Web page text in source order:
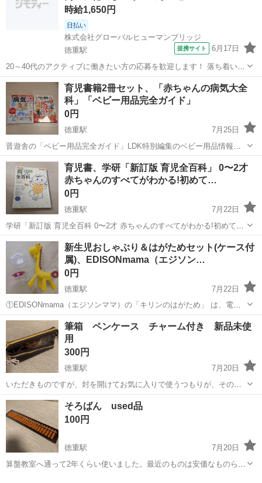
時給1,650円
日払い
株式会社グローバルヒューマンブリッジ
徳重駅
提携サイト 6月17日
20～40代のアクティブに働きたい方の応募を歓迎します！ 落ち着いた
雰囲気のサ高住 |介護士 《週2日～/即日勤務可/履歴書不要でスピーデ
ィーなお仕事探し》 ・日勤、夜勤、曜日固定など、ご希望に合わせて
働けます 【業務...
愛知 徳重駅 介護
育児書籍2冊セット、「赤ちゃんの病気大全
科」「ベビー用品完全ガイド」
0円
徳重駅
7月25日
晋遊舎の「ベビー用品完全ガイド」LDK特別編集のベビー用品情報誌
で、抱っこひもや紙おむつなどの特集が掲載されています。 「赤ちゃ
んの病気大全科」赤ちゃんがかかりやすい病気の症状、予防、治療、
ケアについて症例写真つきで解説した...
愛知 名古屋市 徳重駅 産後用品 ベビー
育児書、学研「新訂版 育児全百科」 0〜2才
赤ちゃんのすべてがわかる!初めて…
0円
徳重駅
7月22日
学研「新訂版 育児全百科 0〜2才 赤ちゃんのすべてがわかる!初めての
育児の不安を安全に」 育児書 著者: 細谷亮太 月齢別の成長の目安、お
世話のコツ、病気や事故への対処法などがオールカラーのイラストや
写真で解説されています...
愛知 名古屋市 徳重駅 マタニティ用品
新生児おしゃぶり＆はがためセット(ケース付
属)、EDISONmama（エジソン…
0円
徳重駅
7月22日
①EDISONmama（エジソンママ）の「キリンのはがため」 は、電子
レンジ、煮沸、薬液消毒が可能です。 ②リングが付いたNUKの透明な
おしゃぶりは、シリコン製で、主に0〜6ヶ月の赤ちゃん向けだったと
思います。 新生児 赤...
愛知 名古屋市 徳重駅 ベビー用品
筆箱 ペンケース チャーム付き 新品未使
用
300円
徳重駅
7月20日
いただきものですが、封を開けてお気に入りで使うつもりが、そのま
ま引き出し奥に入れたままでした。 平日土日10〜16時相談可能です。
愛知 名古屋市 徳重駅 キッズ用品
そろばん used品
100円
徳重駅
7月20日
算盤教室へ通って2年くらい使いました。最近のものは安価なものらし